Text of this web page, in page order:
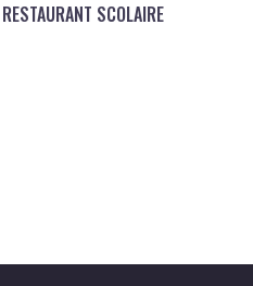
RESTAURANT SCOLAIRE